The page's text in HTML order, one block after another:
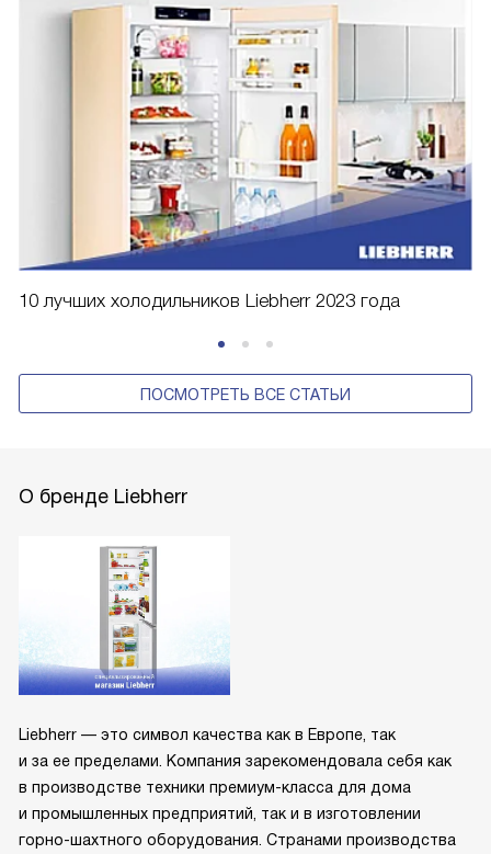
10 лучших холодильников Liebherr 2023 года
ПОСМОТРЕТЬ ВСЕ СТАТЬИ
О бренде Liebherr
Liebherr — это символ качества как в Европе, так
и за ее пределами. Компания зарекомендовала себя как
в производстве техники премиум-класса для дома
и промышленных предприятий, так и в изготовлении
горно-шахтного оборудования. Странами производства